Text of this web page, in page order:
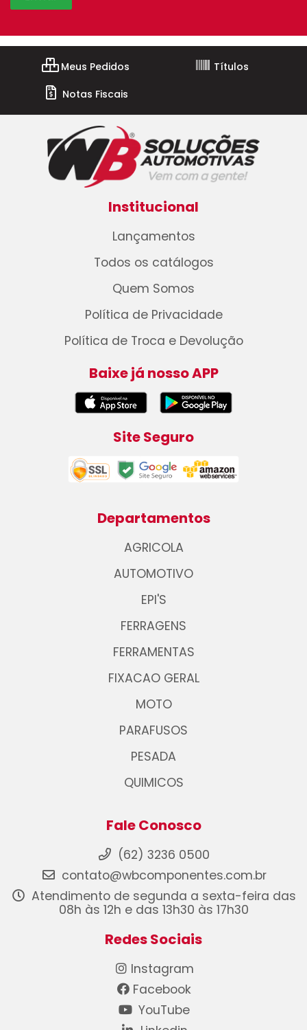
Meus Pedidos
Títulos
Notas Fiscais
Institucional
Lançamentos
Todos os catálogos
Quem Somos
Política de Privacidade
Política de Troca e Devolução
Baixe já nosso APP
Site Seguro
Departamentos
AGRICOLA
AUTOMOTIVO
EPI'S
FERRAGENS
FERRAMENTAS
FIXACAO GERAL
MOTO
PARAFUSOS
PESADA
QUIMICOS
Fale Conosco
(62) 3236 0500
contato@wbcomponentes.com.br
Atendimento de segunda a sexta-feira das
08h às 12h e das 13h30 às 17h30
Redes Sociais
Instagram
Facebook
YouTube